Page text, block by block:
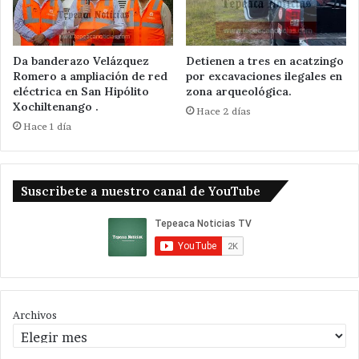
Da banderazo Velázquez
Romero a ampliación de red
eléctrica en San Hipólito
Xochiltenango .
Hace 1 día
Detienen a tres en acatzingo
por excavaciones ilegales en
zona arqueológica.
Hace 2 días
Suscribete a nuestro canal de YouTube
Archivos